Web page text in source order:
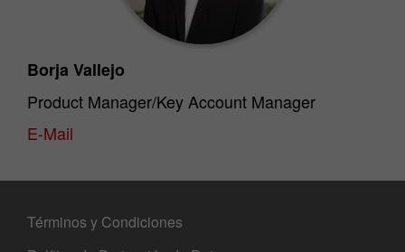
Borja Vallejo
Product Manager/Key Account Manager
E-Mail
Términos y Condiciones